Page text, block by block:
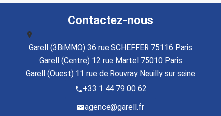
Contactez-nous
Garell (3BiMMO) 36 rue SCHEFFER 75116 Paris
Garell (Centre) 12 rue Martel 75010 Paris
Garell (Ouest) 11 rue de Rouvray Neuilly sur seine
+33 1 44 79 00 62
agence@garell.fr